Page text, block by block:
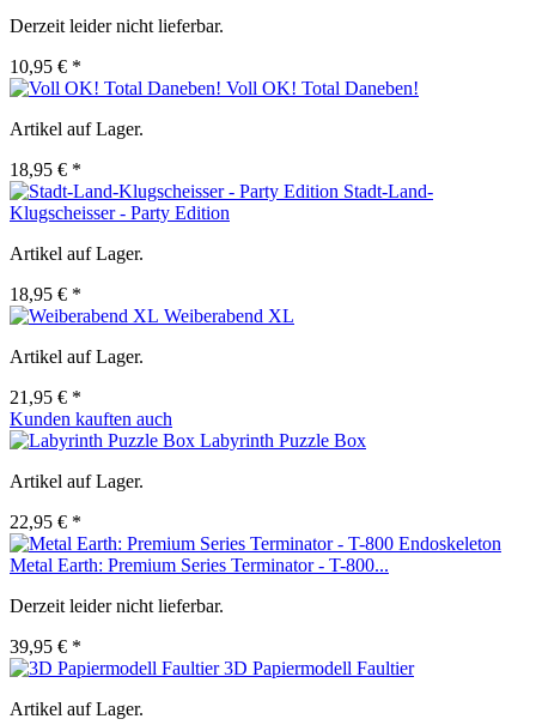
Derzeit leider nicht lieferbar.
10,95 € *
Voll OK! Total Daneben!
Artikel auf Lager.
18,95 € *
Stadt-Land-
Klugscheisser - Party Edition
Artikel auf Lager.
18,95 € *
Weiberabend XL
Artikel auf Lager.
21,95 € *
Kunden kauften auch
Labyrinth Puzzle Box
Artikel auf Lager.
22,95 € *
Metal Earth: Premium Series Terminator - T-800...
Derzeit leider nicht lieferbar.
39,95 € *
3D Papiermodell Faultier
Artikel auf Lager.